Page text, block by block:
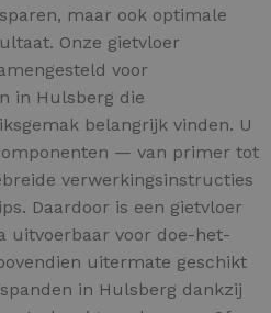
maar ook optimale
Onze gietvloer
voor
in Hulsberg die
belangrijk vinden. U
— van primer tot
verwerkingsinstructies
Daardoor is een gietvloer
uitvoerbaar voor doe-het-
uitermate geschikt
in Hulsberg dankzij